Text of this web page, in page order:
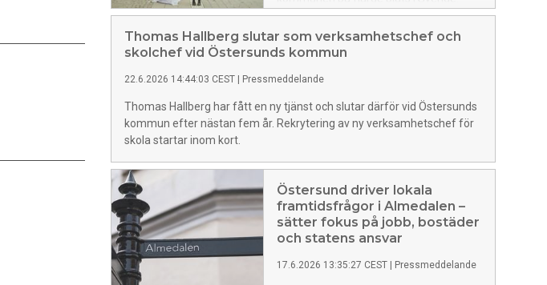
Samtidigt visar nya siffror att
kommunen nästan nått målet om en
fossilbränslefri organisation.
Thomas Hallberg slutar som verksamhetschef och
skolchef vid Östersunds kommun
22.6.2026 14:44:03 CEST Pressmeddelande
Thomas Hallberg har fått en ny tjänst och slutar därför vid Östersunds
kommun efter nästan fem år. Rekrytering av ny verksamhetschef för
skola startar inom kort.
Östersund driver lokala
framtidsfrågor i Almedalen –
sätter fokus på jobb, bostäder
och statens ansvar
17.6.2026 13:35:27 CEST Pressmeddelande